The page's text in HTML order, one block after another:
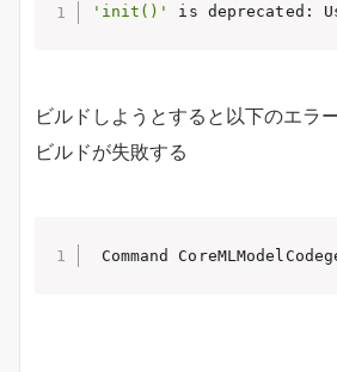
'init()' is deprecated:
ビルドしようとすると以下のエラ
ビルドが失敗する
Command